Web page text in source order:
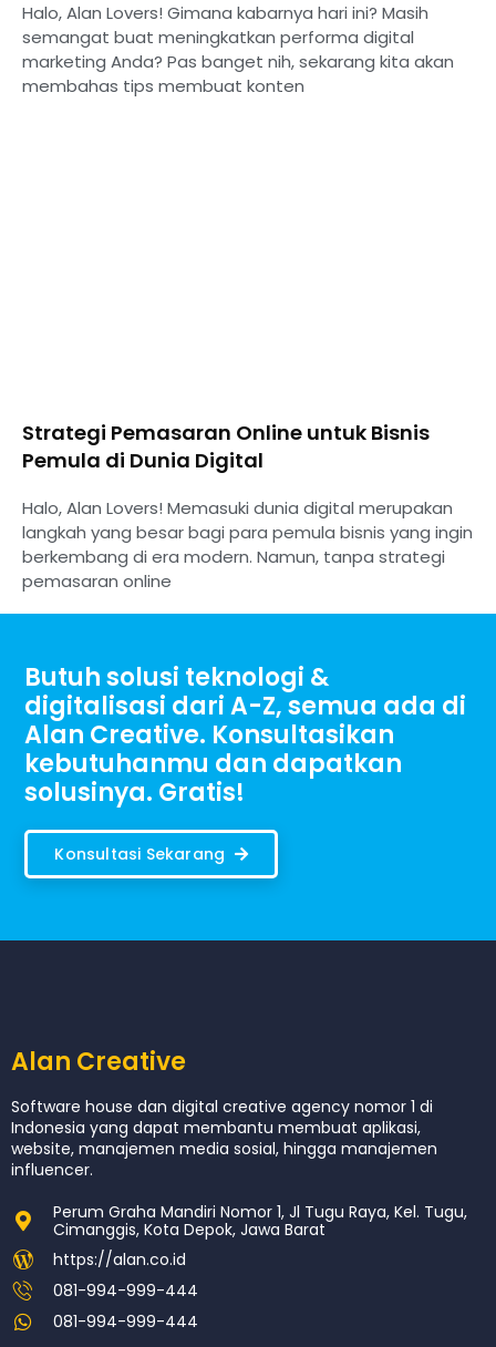
Halo, Alan Lovers! Gimana kabarnya hari ini? Masih
semangat buat meningkatkan performa digital
marketing Anda? Pas banget nih, sekarang kita akan
membahas tips membuat konten
⁠Strategi Pemasaran Online untuk Bisnis
Pemula di Dunia Digital
Halo, Alan Lovers! Memasuki dunia digital merupakan
langkah yang besar bagi para pemula bisnis yang ingin
berkembang di era modern. Namun, tanpa strategi
pemasaran online
Butuh solusi teknologi &
digitalisasi dari A-Z, semua ada di
Alan Creative. Konsultasikan
kebutuhanmu dan dapatkan
solusinya. Gratis!
Konsultasi Sekarang
Alan Creative
Software house dan digital creative agency nomor 1 di
Indonesia yang dapat membantu membuat aplikasi,
website, manajemen media sosial, hingga manajemen
influencer.
Perum Graha Mandiri Nomor 1, Jl Tugu Raya, Kel. Tugu,
Cimanggis, Kota Depok, Jawa Barat
https://alan.co.id
081-994-999-444
081-994-999-444